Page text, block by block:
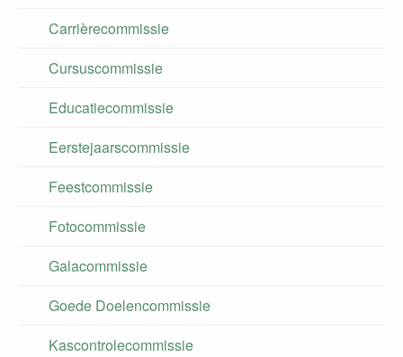
Carrièrecommissie
Cursuscommissie
Educatiecommissie
Eerstejaarscommissie
Feestcommissie
Fotocommissie
Galacommissie
Goede Doelencommissie
Kascontrolecommissie